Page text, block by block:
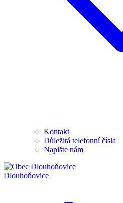
Kontakt
Důležitá telefonní čísla
Napište nám
Dlouhoňovice